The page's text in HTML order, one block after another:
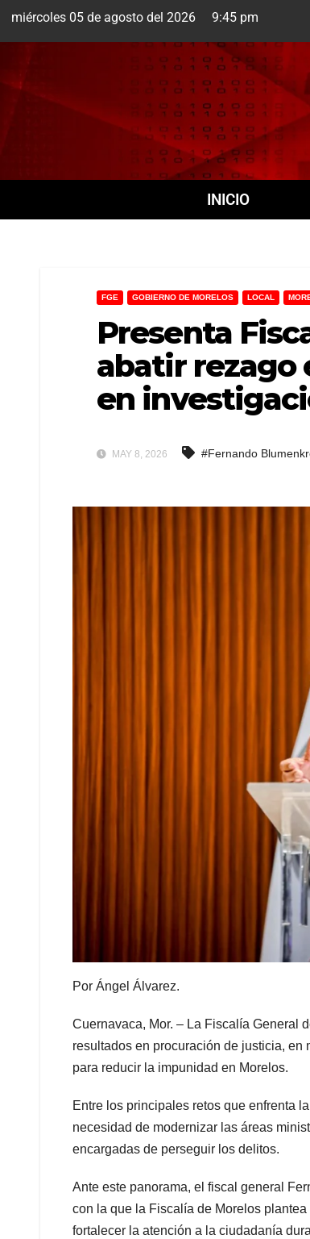
miércoles 05 de agosto del 2026 9:45 pm
Cuernavaca
INICIO
FGE GOBIERNO DE MORELOS LOCAL
Presenta
abatir
en
MAY 8, 2026 #Fernando
Por Ángel Álvarez.
Cuernavaca, Mor. – La Fiscalía General
resultados en procuración de justicia,
para reducir la impunidad en Morelos.
Entre los principales retos que enfrenta
necesidad de modernizar las áreas
encargadas de perseguir los delitos.
Ante este panorama, el fiscal general
con la que la Fiscalía de Morelos
fortalecer la atención a la ciudadanía